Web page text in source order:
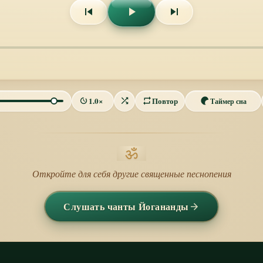
Повтор Таймер сна
ॐ
Откройте для себя другие священные песнопения
Слушать чанты Йогананды